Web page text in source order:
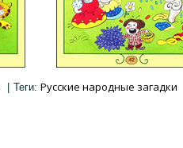
Теги: Русские народные загадки